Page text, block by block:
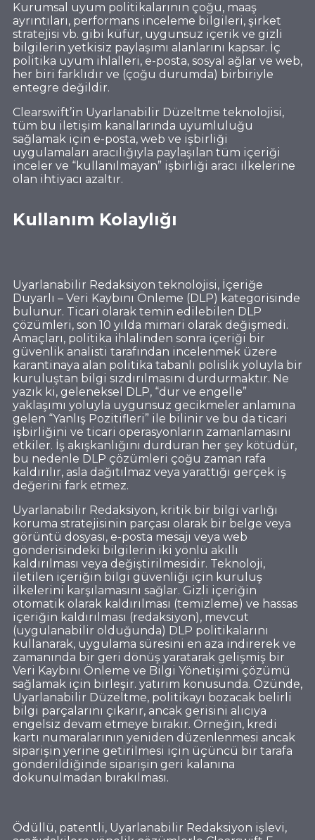
Kurumsal uyum politikalarının çoğu, maaş
ayrıntıları, performans inceleme bilgileri, şirket
stratejisi vb. gibi küfür, uygunsuz içerik ve gizli
bilgilerin yetkisiz paylaşımı alanlarını kapsar. İç
politika uyum ihlalleri, e-posta, sosyal ağlar ve web,
her biri farklıdır ve (çoğu durumda) birbiriyle
entegre değildir.
Clearswift’in Uyarlanabilir Düzeltme teknolojisi,
tüm bu iletişim kanallarında uyumluluğu
sağlamak için e-posta, web ve işbirliği
uygulamaları aracılığıyla paylaşılan tüm içeriği
inceler ve “kullanılmayan” işbirliği aracı ilkelerine
olan ihtiyacı azaltır.
Kullanım Kolaylığı
Uyarlanabilir Redaksiyon teknolojisi, İçeriğe
Duyarlı – Veri Kaybını Önleme (DLP) kategorisinde
bulunur. Ticari olarak temin edilebilen DLP
çözümleri, son 10 yılda mimari olarak değişmedi.
Amaçları, politika ihlalinden sonra içeriği bir
güvenlik analisti tarafından incelenmek üzere
karantinaya alan politika tabanlı polislik yoluyla bir
kuruluştan bilgi sızdırılmasını durdurmaktır. Ne
yazık ki, geleneksel DLP, “dur ve engelle”
yaklaşımı yoluyla uygunsuz gecikmeler anlamına
gelen “Yanlış Pozitifleri” ile bilinir ve bu da ticari
işbirliğini ve ticari operasyonların zamanlamasını
etkiler. İş akışkanlığını durduran her şey kötüdür,
bu nedenle DLP çözümleri çoğu zaman rafa
kaldırılır, asla dağıtılmaz veya yarattığı gerçek iş
değerini fark etmez.
Uyarlanabilir Redaksiyon, kritik bir bilgi varlığı
koruma stratejisinin parçası olarak bir belge veya
görüntü dosyası, e-posta mesajı veya web
gönderisindeki bilgilerin iki yönlü akıllı
kaldırılması veya değiştirilmesidir. Teknoloji,
iletilen içeriğin bilgi güvenliği için kuruluş
ilkelerini karşılamasını sağlar. Gizli içeriğin
otomatik olarak kaldırılması (temizleme) ve hassas
içeriğin kaldırılması (redaksiyon), mevcut
(uygulanabilir olduğunda) DLP politikalarını
kullanarak, uygulama süresini en aza indirerek ve
zamanında bir geri dönüş yaratarak gelişmiş bir
Veri Kaybını Önleme ve Bilgi Yönetişimi çözümü
sağlamak için birleşir. yatırım konusunda. Özünde,
Uyarlanabilir Düzeltme, politikayı bozacak belirli
bilgi parçalarını çıkarır, ancak gerisini alıcıya
engelsiz devam etmeye bırakır. Örneğin, kredi
kartı numaralarının yeniden düzenlenmesi ancak
siparişin yerine getirilmesi için üçüncü bir tarafa
gönderildiğinde siparişin geri kalanına
dokunulmadan bırakılması.
Ödüllü, patentli, Uyarlanabilir Redaksiyon işlevi,